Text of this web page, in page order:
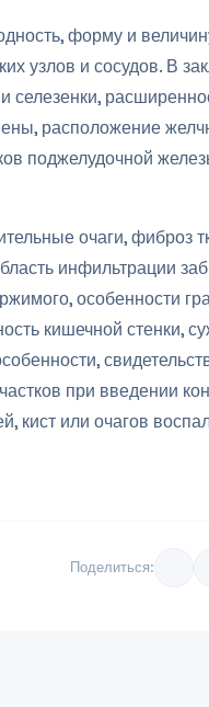
форму и
узлов и сосудов. В
расположение
поджелудочной
очаги, фиброз
инфильтрации
особенности
кишечной стенки,
при введении
кист или очагов
Поделиться: